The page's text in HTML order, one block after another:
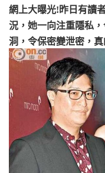
網上大曝光!昨日有讀
況，她一向注重隱私
洞，令保密變泄密，